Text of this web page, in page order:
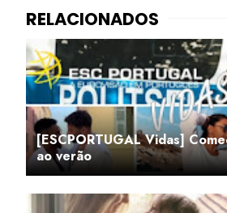
[ESCPORTUGAL Vidas]
ao verão